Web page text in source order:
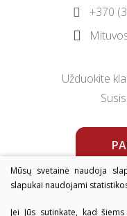
+370
Užduokite
© 2026
Mūsų svetainė naudoja
slapukai naudojami
Jei Jūs sutinkate, kad